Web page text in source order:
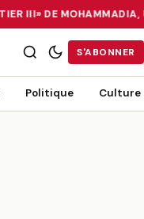
III» DE MOHAMMADIA,
DE MOHAMMADIA, UN
S'ABONNER
Politique Culture